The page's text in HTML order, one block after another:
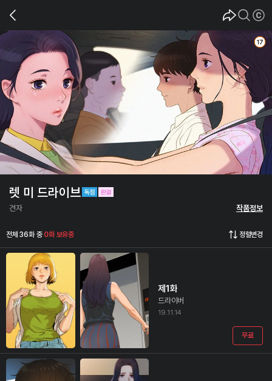
렛 미 드라이브
견자 작품정보
전체 36화 중 0화 보유중 정렬변경
제1화
드라이버
19.11.14
무료